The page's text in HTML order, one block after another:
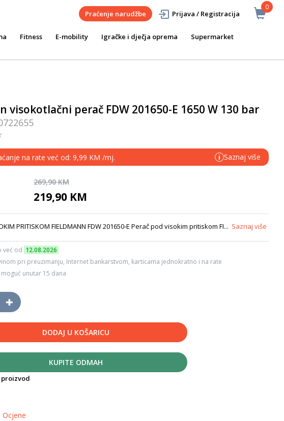
0
Praćenje narudžbe Prijava / Registracija
Fitness E-mobility Igračke i dječja oprema
Supermarket
visokotlačni perač FDW 201650-E 1650 W 130 bar
na rate već od: 9,99 KM /mj. i Saznaj više
269,90 KM
219,90 KM
PRITISKOM FIELDMANN FDW 201650‑E Perač pod visokim pritiskom FI... Saznaj više
već od 12.08.2026
pri preuzimanju, Internet bankarstvom, karticama jednokratno i na rate
unutar 15 dana
DODAJ U KOŠARICU
KUPITE ODMAH
Ocjene